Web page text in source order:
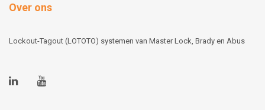
Over ons
Lockout-Tagout (LOTOTO) systemen van Master Lock, Brady en Abus